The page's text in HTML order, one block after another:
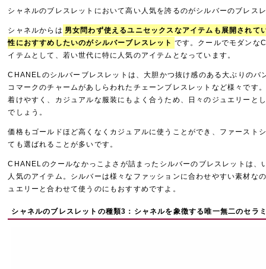
シャネルのブレスレットにおいて高い人気を誇るのがシルバーのブレス
シャネルからは 男女問わず使えるユニセックスなアイテムも展開されて
性におすすめしたいのがシルバーブレスレット です。クールでモダンな
イテムとして、若い世代に特に人気のアイテムとなっています。
CHANELのシルバーブレスレットは、大胆かつ抜け感のある大ぶりのバ
コマークのチャームがあしらわれたチェーンブレスレットなど様々です
着けやすく、カジュアルな服装にもよく合うため、日々のジュエリーと
でしょう。
価格もゴールドほど高くなくカジュアルに使うことができ、ファースト
ても選ばれることが多いです。
CHANELのクールなかっこよさが詰まったシルバーのブレスレットは、
人気のアイテム。シルバーは様々なファッションに合わせやすい素材な
ュエリーと合わせて使うのにもおすすめですよ。
シャネルのブレスレットの種類3：シャネルを象徴する唯一無二のセラ